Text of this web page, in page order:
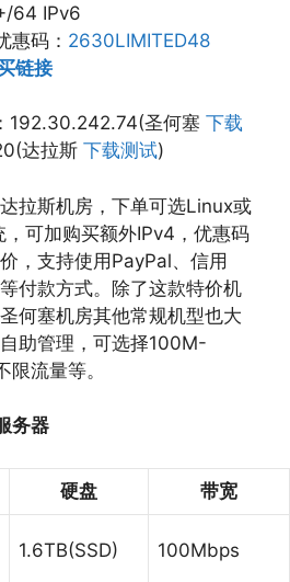
64 IPv6
惠码： 2630LIMITED48
链接
192.30.242.74(圣何塞 下载
达拉斯 下载测试)
拉斯机房，下单可选Linux或
可加购买额外IPv4，优惠码
，支持使用PayPal、信用
付款方式。除了这款特价机
何塞机房其他常规机型也大
助管理，可选择100M-
限流量等。
务器
硬盘 带宽
1.6TB(SSD) 100Mbps